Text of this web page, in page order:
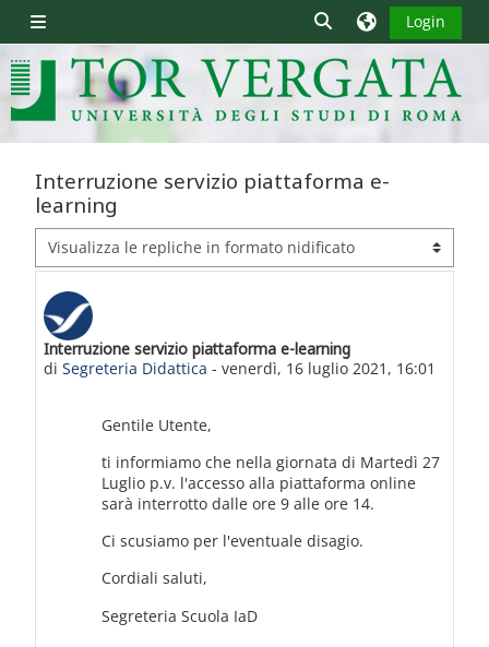
Pannello laterale
Attiva/disattiva
Login
Interruzione servizio piattaforma e-
learning
Modalità visualizzazione
Interruzione servizio piattaforma e-learning
diSegreteria Didattica -venerdì, 16 luglio 2021, 16:01
Numero di risposte: 0
Gentile Utente,
ti informiamo che nella giornata di Martedì 27
Luglio p.v. l'accesso alla piattaforma online
sarà interrotto dalle ore 9 alle ore 14.
Ci scusiamo per l'eventuale disagio.
Cordiali saluti,
Segreteria Scuola IaD